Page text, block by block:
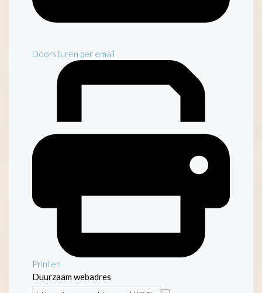
Doorsturen per email
Printen
Duurzaam webadres